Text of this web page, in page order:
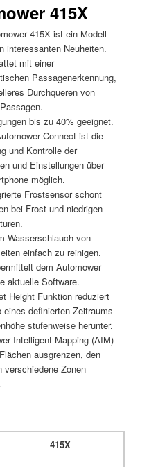
415X
415X ist ein Modell
interessanten Neuheiten.
mit einer
Passagenerkennung,
Durchqueren von
bis zu 40% geeignet.
Connect ist die
und Kontrolle der
und Einstellungen über
möglich.
Frostsensor schont
bei Frost und niedrigen
Wasserschlauch von
einfach zu reinigen.
dem Automower
aktuelle Software.
Height Funktion reduziert
eines definierten Zeitraums
stufenweise herunter.
Intelligent Mapping (AIM)
ausgrenzen, den
verschiedene Zonen
415X